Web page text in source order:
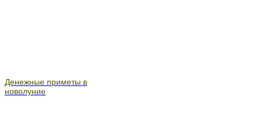
Денежные приметы в
новолуние